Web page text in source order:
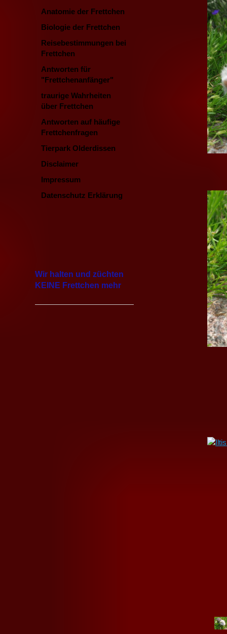
Anatomie der Frettchen
Biologie der Frettchen
Reisebestimmungen bei
Frettchen
Antworten für
"Frettchenanfänger"
traurige Wahrheiten
über Frettchen
Antworten auf häufige
Frettchenfragen
Tierpark Olderdissen
Disclaimer
Impressum
Datenschutz Erklärung
Wir halten und züchten
KEINE Frettchen mehr